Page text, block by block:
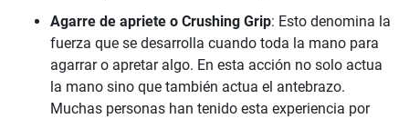
Agarre de apriete o Crushing Grip: Esto denomina la
fuerza que se desarrolla cuando toda la mano para
agarrar o apretar algo. En esta acción no solo actua
la mano sino que también actua el antebrazo.
Muchas personas han tenido esta experiencia por